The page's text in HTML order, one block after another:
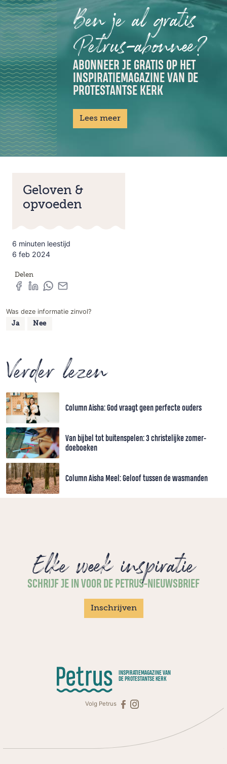
Ben je al gratis
Petrus-abonnee?
ABONNEER JE GRATIS OP HET
INSPIRATIEMAGAZINE VAN DE
PROTESTANTSE KERK
Lees meer
Geloven &
opvoeden
6 minuten leestijd
6 feb 2024
Delen
Was deze informatie zinvol?
Ja Nee
Verder lezen
Column Aisha: God vraagt geen perfecte ouders
Van bijbel tot buitenspelen: 3 christelijke zomer-
doeboeken
Column Aisha Meel: Geloof tussen de wasmanden
Elke week inspiratie
SCHRIJF JE IN VOOR DE PETRUS-NIEUWSBRIEF
Inschrijven
INSPIRATIEMAGAZINE VAN
DE PROTESTANTSE KERK
Volg Petrus